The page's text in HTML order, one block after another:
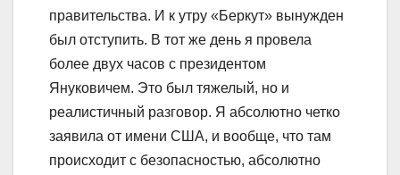
правительства. И к утру «Беркут» вынужден
был отступить. В тот же день я провела
более двух часов с президентом
Януковичем. Это был тяжелый, но и
реалистичный разговор. Я абсолютно четко
заявила от имени США, и вообще, что там
происходит с безопасностью, абсолютно